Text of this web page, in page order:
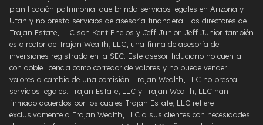
planificación patrimonial que brinda servicios legales en Arizona y
Utah y no presta servicios de asesoría financiera. Los directores de
Trajan Estate, LLC son Kent Phelps y Jeff Junior. Jeff Junior también
es director de Trajan Wealth, LLC, una firma de asesoría de
inversiones registrada en la SEC. Este asesor fiduciario no cuenta
con doble licencia como corredor de valores y no puede vender
valores a cambio de una comisión. Trajan Wealth, LLC no presta
servicios legales. Trajan Estate, LLC y Trajan Wealth, LLC han
firmado acuerdos por los cuales Trajan Estate, LLC refiere
exclusivamente a Trajan Wealth, LLC a sus clientes con necesidades